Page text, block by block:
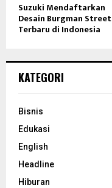
Suzuki Mendaftarkan
Desain Burgman Street
Terbaru di Indonesia
KATEGORI
Bisnis
Edukasi
English
Headline
Hiburan